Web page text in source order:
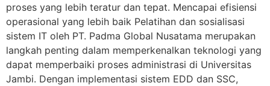
proses yang lebih teratur dan tepat. Mencapai efisiensi
operasional yang lebih baik Pelatihan dan sosialisasi
sistem IT oleh PT. Padma Global Nusatama merupakan
langkah penting dalam memperkenalkan teknologi yang
dapat memperbaiki proses administrasi di Universitas
Jambi. Dengan implementasi sistem EDD dan SSC,